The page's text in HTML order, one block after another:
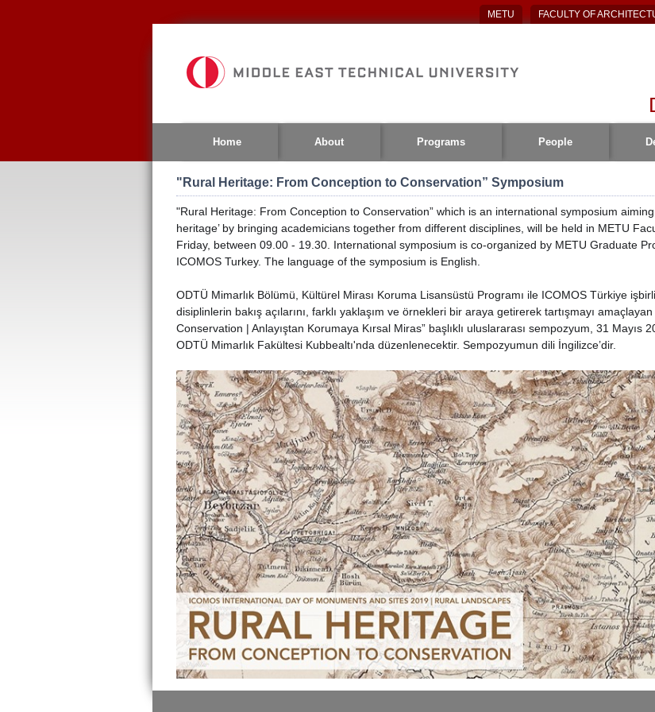
METU FACULTY OF
Home About Programs People
"Rural Heritage: From Conception to Conservation” Symposium
"Rural Heritage: From Conception to Conservation” which is an international symposium
heritage’ by bringing academicians together from different disciplines, will be held in METU
Friday, between 09.00 - 19.30. International symposium is co-organized by METU Graduate
ICOMOS Turkey. The language of the symposium is English.
ODTÜ Mimarlık Bölümü, Kültürel Mirası Koruma Lisansüstü Programı ile ICOMOS Türkiye
disiplinlerin bakış açılarını, farklı yaklaşım ve örnekleri bir araya getirerek tartışmayı
Conservation | Anlayıştan Korumaya Kırsal Miras” başlıklı uluslararası sempozyum, 31 Mayıs
ODTÜ Mimarlık Fakültesi Kubbealtı'nda düzenlenecektir. Sempozyumun dili İngilizce’dir.